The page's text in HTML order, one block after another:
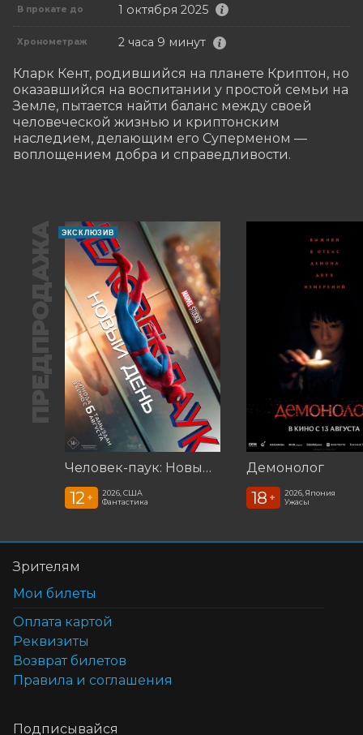
В прокате до 1 октября 2025
Хронометраж 2 часа 9 минут
Кларк Кент, родившийся на планете Криптон, но
оказавшийся на воспитании у простой семьи на
Земле, пытается найти баланс между своей
человеческой жизнью и криптонским
наследием, делающим его Суперменом —
воплощением добра и справедливости.
ПРЕДПРОДАЖА ЭКСКЛЮЗИВ
Человек-паук: Новый день (2026)
12 +
2026, США
Фантастика
Демонолог
18 +
2026, Япония
Ужасы
Зрителям
Мои билеты
Оплата картой
Реквизиты
Возврат билетов
Правила и соглашения
Подписывайся